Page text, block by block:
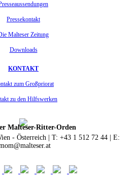
Pressekontakt
Malteser Zeitung
Downloads
KONTAKT
zum Großpriorat
zu den Hilfswerken
Malteser-Ritter-Orden
- Österreich | T: +43 1 512 72 44 | E: